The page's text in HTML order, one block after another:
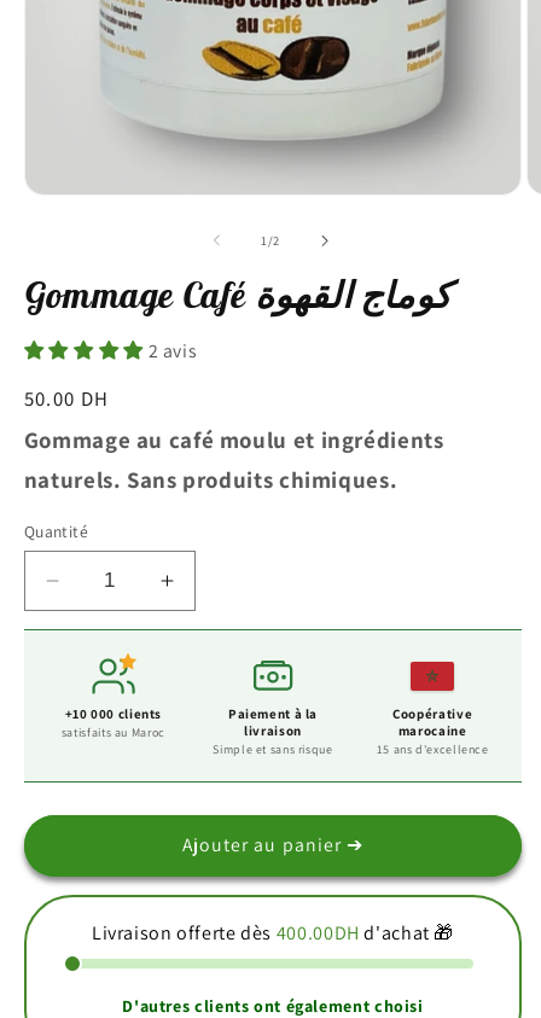
une
fenêtre
1/de
2
Gommage Café كوماج القهوة
2 avis
Prix
habituel
50.00 DH
Gommage au café moulu et ingrédients
naturels. Sans produits chimiques.
Quantité
Réduire
la
Gommage
Café
القهوة
Augmenter
la
Gommage
كوماج
القهوة
+10 000 clients
satisfaits au Maroc
Paiement à la
livraison
Simple et sans risque
Coopérative
marocaine
15 ans d'excellence
Ajouter au panier ➔
Livraison offerte dès 400.00DH d'achat 🎁
D'autres clients ont également choisi